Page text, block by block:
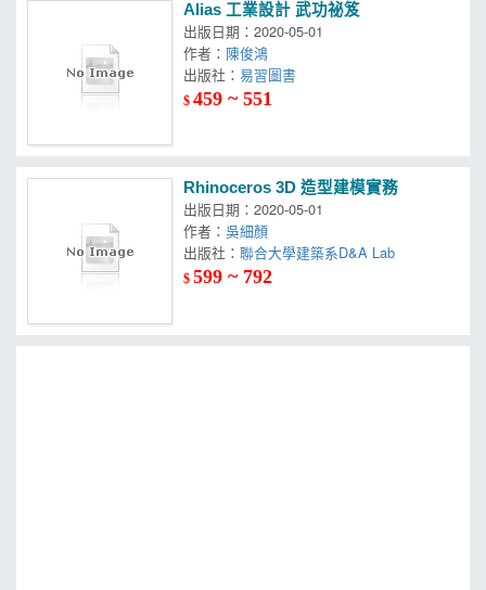
Alias 工業設計 武功祕笈
出版日期：2020-05-01
作者： 陳俊鴻
出版社：
$459 ~ 551
Rhinoceros 3D 造型建模實務
出版日期：2020-05-01
作者：吳細顏
出版社：
$599 ~ 792